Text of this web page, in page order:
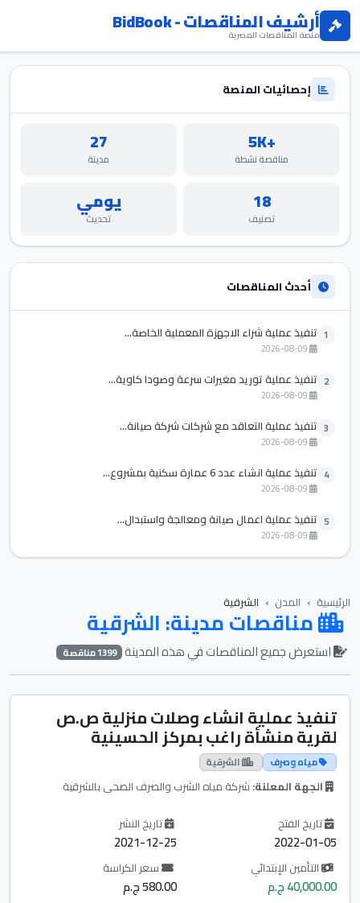
أرشيف المناقصات - BidBook
منصة المناقصات المصرية
إحصائيات المنصة
+5K
مناقصة نشطة
27
مدينة
18
تصنيف
يومي
تحديث
أحدث المناقصات
1 تنفيذ عملية شراء الاجهزة المعملية الخاصة...
2 تنفيذ عملية توريد مغيرات سرعة وصودا كاوية...
3 تنفيذ عملية التعاقد مع شركات شركة صيانة...
4 تنفيذ عملية انشاء عدد 6 عمارة سكنية بمشروع...
5 تنفيذ عملية اعمال صيانة ومعالجة واستبدال...
الرئيسية المدن الشرقية
مناقصات مدينة: الشرقية
استعرض جميع المناقصات في هذه المدينة 1399 مناقصة
تنفيذ عملية انشاء وصلات منزلية ص.ص
لقرية منشأة راغب بمركز الحسينية
مياه وصرف الشرقية
الجهة المعلنة: شركة مياه الشرب والصرف الصحى بالشرقية
تاريخ الفتح
2022-01-05
تاريخ النشر
2021-12-25
التأمين الإبتدائي
40,000.00 ج.م
سعر الكراسة
580.00 ج.م